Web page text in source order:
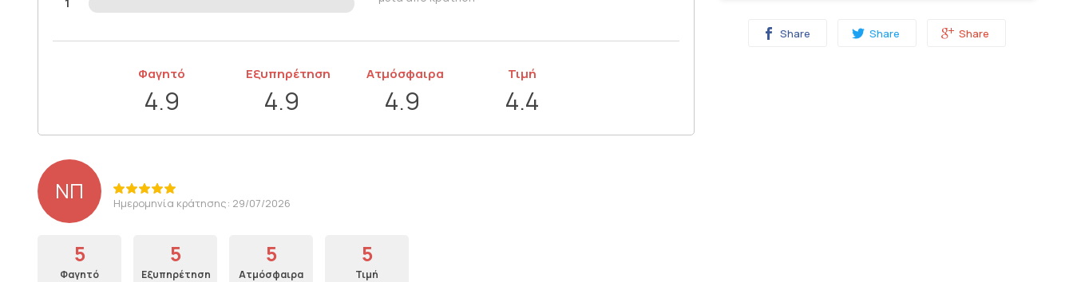
Φαγητό
4.9
Εξυπηρέτηση
4.9
Ατμόσφαιρα
4.9
Τιμή
4.4
ΝΠ Ημερομηνία κράτησης: 29/07/2026
5
Φαγητό
5
Εξυπηρέτηση
5
Ατμόσφαιρα
5
Τιμή
Share Share Share